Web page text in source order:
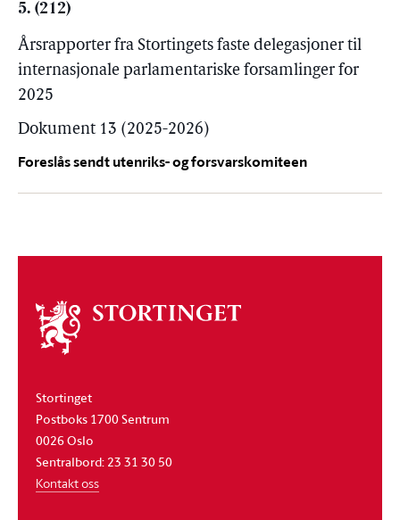
5. (212)
Årsrapporter fra Stortingets faste delegasjoner til
internasjonale parlamentariske forsamlinger for
2025
Dokument 13 (2025-2026)
Foreslås sendt utenriks- og forsvarskomiteen
Om
stortinget
Stortinget
Postboks 1700 Sentrum
0026 Oslo
Sentralbord: 23 31 30 50
Kontakt oss